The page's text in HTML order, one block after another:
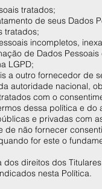
tratados;
de seus Dados
tratados;
incompletos,
de Dados
LGPD;
a outro fornecedor de
autoridade nacional,
com o
dessa política e do
e privadas com
não fornecer
for este o
direitos dos
nesta Política.